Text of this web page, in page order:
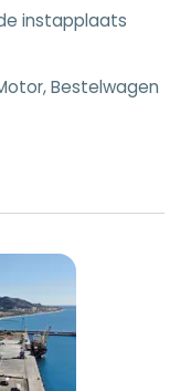
instapplaats
Bestelwagen